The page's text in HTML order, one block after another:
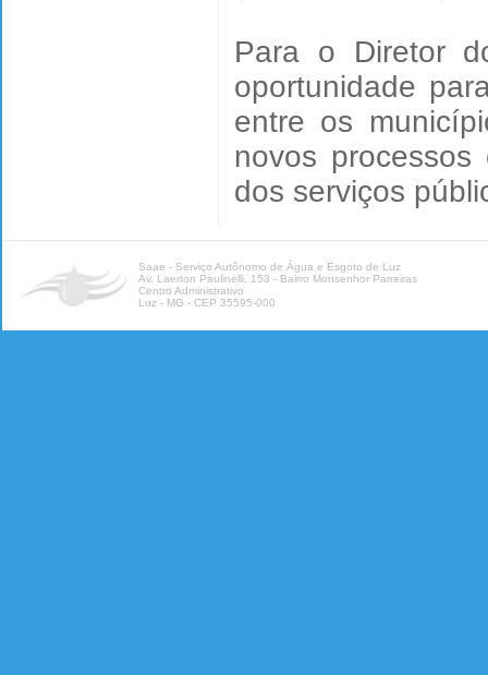
Para o Diretor
oportunidade
entre os
novos
dos serviços
Saae - Serviço Autônomo de Água e Esgoto de Luz
Av. Laerton Paulinelli, 153 - Bairro Monsenhor Parreiras
Centro Administrativo
Luz - MG - CEP 35595-000